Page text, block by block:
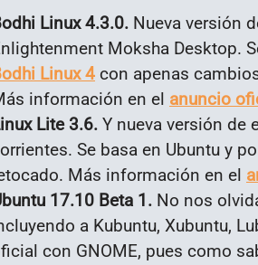
Linux 4.3.0. Nueva versión
Moksha Desktop.
Linux 4 con apenas
información en el anuncio
Lite 3.6. Y nueva versión de
Se basa en Ubuntu y
Más información en el
17.10 Beta 1. No nos
a Kubuntu, Xubuntu,
con GNOME, pues como